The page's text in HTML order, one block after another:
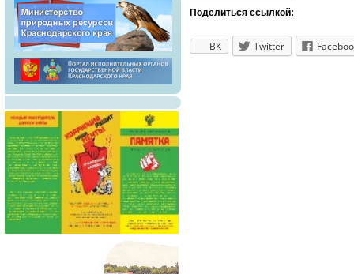
Поделиться ссылкой:
ВК Twitter